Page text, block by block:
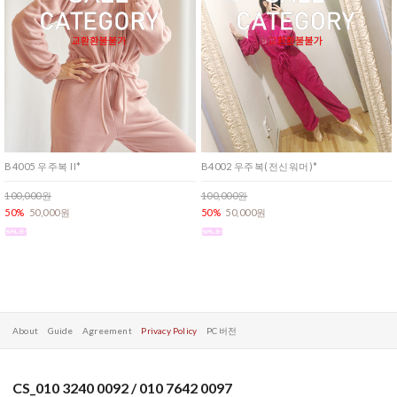
B4005 우주복 II*
100,000원
50% 50,000원
B4002 우주복(전신워머)*
100,000원
50% 50,000원
About Guide Agreement Privacy Policy PC 버전
CS_010 3240 0092 / 010 7642 0097